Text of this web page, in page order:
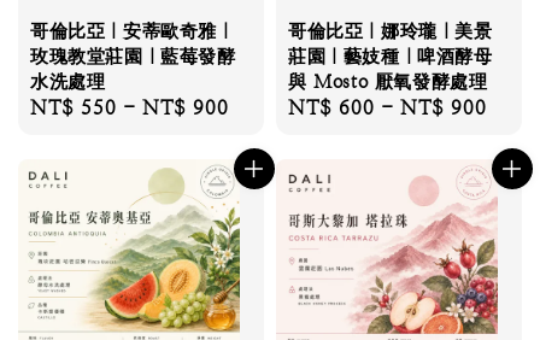
哥倫比亞｜安蒂歐奇雅｜
玫瑰教堂莊園｜藍莓發酵
水洗處理
Regular
NT$ 550 -NT$ 900
哥倫比亞｜娜玲瓏｜美景
莊園｜藝妓種｜啤酒酵母
與 Mosto 厭氧發酵處理
Regular
NT$ 600 -NT$ 900